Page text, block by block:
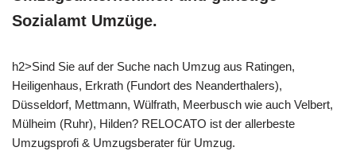
Sozialamt Umzüge.
h2>Sind Sie auf der Suche nach Umzug aus Ratingen,
Heiligenhaus, Erkrath (Fundort des Neanderthalers),
Düsseldorf, Mettmann, Wülfrath, Meerbusch wie auch Velbert,
Mülheim (Ruhr), Hilden? RELOCATO ist der allerbeste
Umzugsprofi & Umzugsberater für Umzug.